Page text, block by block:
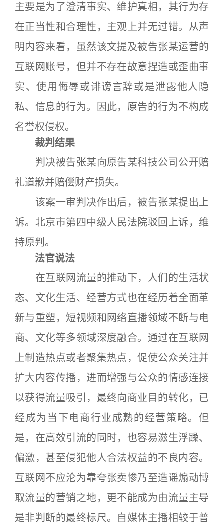
主要是为了澄清事实、维护真相，其行为存
在正当性和合理性，主观上并无过错。从声
明内容来看，虽然该文提及被告张某运营的
互联网账号，但并不存在故意捏造或歪曲事
实、使用侮辱或诽谤言辞或是泄露他人隐
私、信息的行为。因此，原告的行为不构成
名誉权侵权。
裁判结果
判决被告张某向原告某科技公司公开赔
礼道歉并赔偿财产损失。
该案一审判决作出后，被告张某提出上
诉。北京市第四中级人民法院驳回上诉，维
持原判。
法官说法
在互联网流量的推动下，人们的生活状
态、文化生活、经营方式也在经历着全面革
新与重塑，短视频和网络直播领域不断与电
商、文化等多领域深度融合。通过在互联网
上制造热点或者聚集热点，促使公众关注并
扩大内容传播，进而增强与公众的情感连接
以获得流量吸引，最终向商业目的转化，已
经成为当下电商行业成熟的经营策略。但
是，在高效引流的同时，也容易滋生浮躁、
偏激，甚至侵犯他人合法权益的不良内容。
互联网不应沦为靠夸张卖惨乃至造谣煽动博
取流量的营销之地，更不能成为由流量主导
是非判断的最终标尺。自媒体主播相较于普